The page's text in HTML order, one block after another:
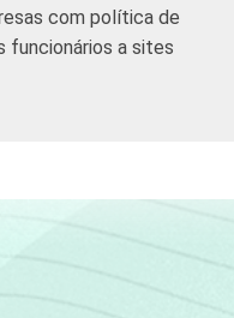
com 10 ou
os
2.0: seção C,
com política de
funcionários a sites